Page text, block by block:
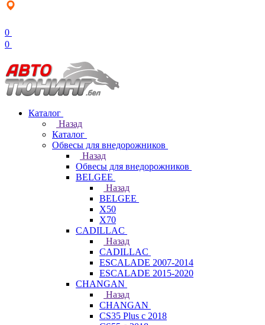
0
0
Каталог
Назад
Каталог
Обвесы для внедорожников
Назад
Обвесы для внедорожников
BELGEE
Назад
BELGEE
X50
X70
CADILLAC
Назад
CADILLAC
ESCALADE 2007-2014
ESCALADE 2015-2020
CHANGAN
Назад
CHANGAN
CS35 Plus с 2018